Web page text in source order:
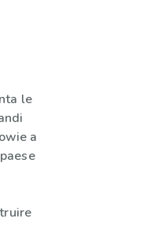
le
a